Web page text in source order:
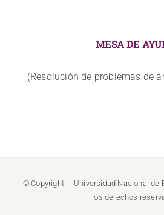
MESA DE
(Resolución de problemas de
© Copyright | Universidad Nacional de
los derechos